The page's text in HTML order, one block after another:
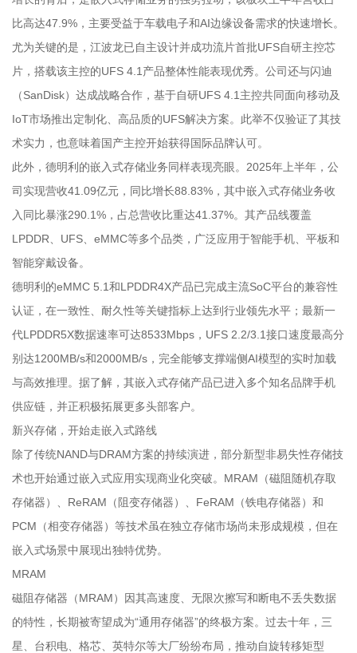
比高达47.9%，主要受益于车载电子和AI边缘设备需求的快速增长。
尤为关键的是，江波龙已自主设计并成功流片首批UFS自研主控芯
片，搭载该主控的UFS 4.1产品整体性能表现优秀。公司还与闪迪
（SanDisk）达成战略合作，基于自研UFS 4.1主控共同面向移动及
IoT市场推出定制化、高品质的UFS解决方案。此举不仅验证了其技
术实力，也意味着国产主控开始获得国际品牌认可。
此外，德明利的嵌入式存储业务同样表现亮眼。2025年上半年，公
司实现营收41.09亿元，同比增长88.83%，其中嵌入式存储业务收
入同比暴涨290.1%，占总营收比重达41.37%。其产品线覆盖
LPDDR、UFS、eMMC等多个品类，广泛应用于智能手机、平板和
智能穿戴设备。
德明利的eMMC 5.1和LPDDR4X产品已完成主流SoC平台的兼容性
认证，在一致性、耐久性等关键指标上达到行业领先水平；最新一
代LPDDR5X数据速率可达8533Mbps，UFS 2.2/3.1接口速度最高分
别达1200MB/s和2000MB/s，完全能够支撑端侧AI模型的实时加载
与高效推理。据了解，其嵌入式存储产品已进入多个知名品牌手机
供应链，并正积极拓展更多头部客户。
新兴存储，开始走嵌入式路线
除了传统NAND与DRAM方案的持续演进，部分新型非易失性存储技
术也开始通过嵌入式应用实现商业化突破。MRAM（磁阻随机存取
存储器）、ReRAM（阻变存储器）、FeRAM（铁电存储器）和
PCM（相变存储器）等技术虽在独立存储市场尚未形成规模，但在
嵌入式场景中展现出独特优势。
MRAM
磁阻存储器（MRAM）因其高速度、无限次擦写和断电不丢失数据
的特性，长期被寄望成为“通用存储器”的终极方案。过去十年，三
星、台积电、格芯、英特尔等大厂纷纷布局，推动自旋转移矩型